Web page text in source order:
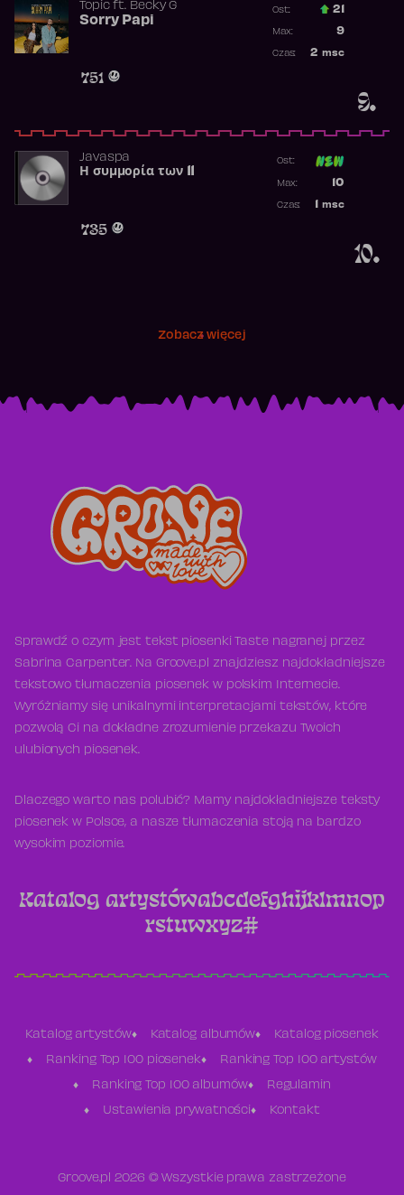
9.
Topicft. Becky G
Sorry Papi
751
Ost.: 21
9
Max:
2 msc
Czas:
10.
Javaspa
Η συμμορία των 11
735
Ost:
10
Max:
msc
Czas:
Zobacz więcej
Sprawdź o czym jest tekst piosenki Taste nagranej przez
Sabrina Carpenter. Na Groove.pl znajdziesz najdokładniejsze
tekstowo tłumaczenia piosenek w polskim Internecie.
Wyróżniamy się unikalnymi interpretacjami tekstów, które
pozwolą Ci na dokładne zrozumienie przekazu Twoich
ulubionych piosenek.
Dlaczego warto nas polubić? Mamy najdokładniejsze teksty
piosenek w Polsce, a nasze tłumaczenia stoją na bardzo
wysokim poziomie.
Katalog artystówabcdefghijklmnop
rstuwxyz#
Katalog artystów Katalog albumów Katalog piosenek
Ranking Top 100 piosenek Ranking Top 100 artystów
Ranking Top 100 albumów Regulamin
Ustawienia prywatności Kontakt
Groove.pl 2026 © Wszystkie prawa zastrzeżone